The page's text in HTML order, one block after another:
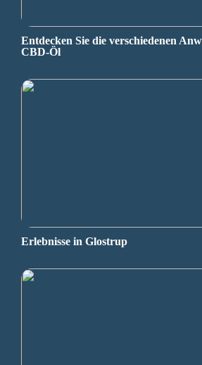
Entdecken Sie die verschiedenen
CBD-Öl
Erlebnisse in Glostrup